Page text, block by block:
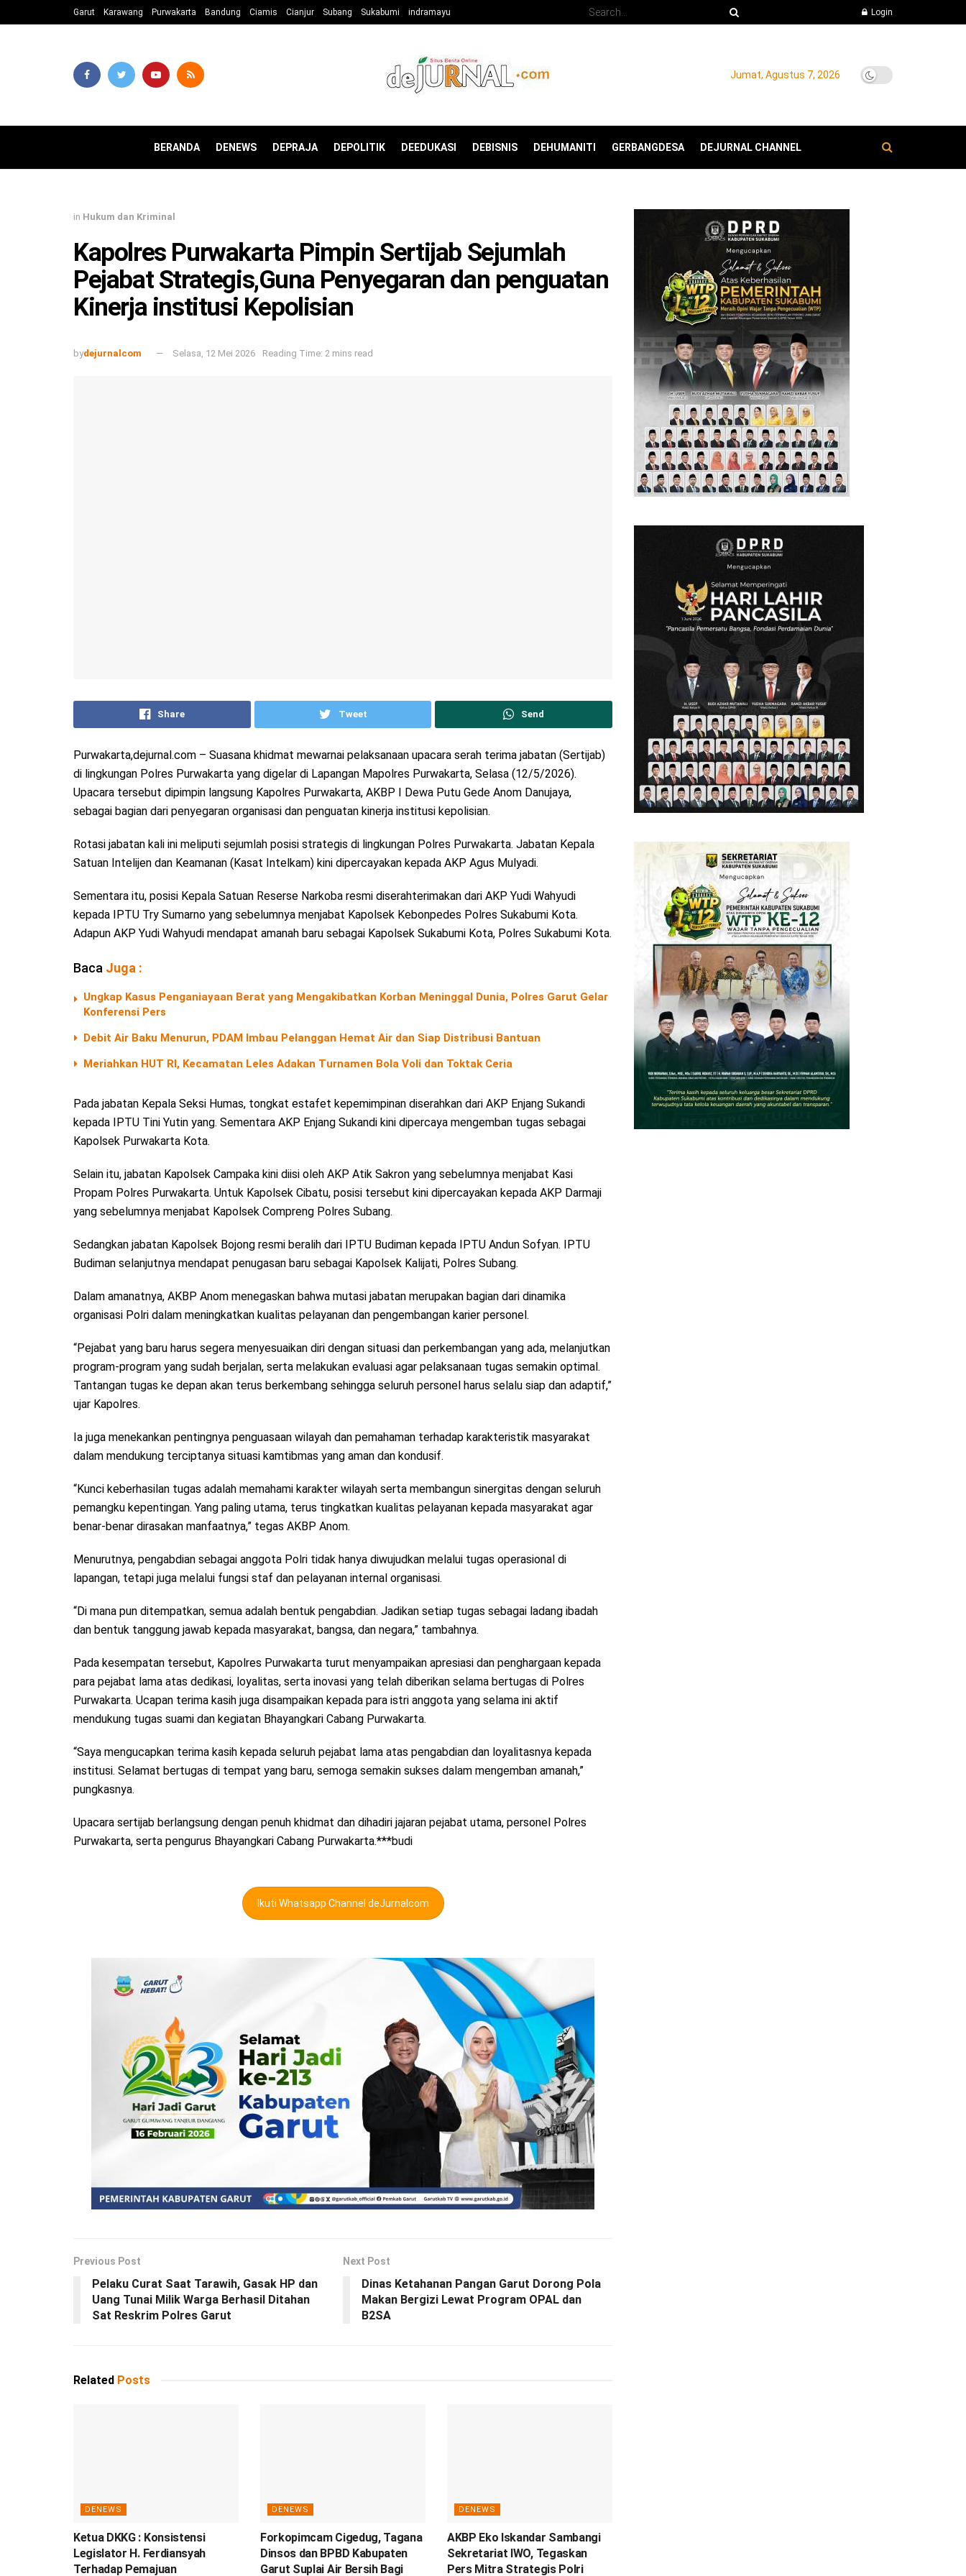
Garut Karawang Purwakarta Bandung Ciamis Cianjur Subang Sukabumi indramayu Login
Jumat, Agustus 7, 2026
BERANDA DENEWS DEPRAJA DEPOLITIK DEEDUKASI DEBISNIS DEHUMANITI GERBANGDESA DEJURNAL CHANNEL
in Hukum dan Kriminal
Kapolres Purwakarta Pimpin Sertijab Sejumlah
Pejabat Strategis,Guna Penyegaran dan penguatan
Kinerja institusi Kepolisian
bydejurnalcom Selasa, 12 Mei 2026 Reading Time: 2 mins read
Share Tweet Send
Purwakarta,dejurnal.com – Suasana khidmat mewarnai pelaksanaan upacara serah terima jabatan (Sertijab)
di lingkungan Polres Purwakarta yang digelar di Lapangan Mapolres Purwakarta, Selasa (12/5/2026).
Upacara tersebut dipimpin langsung Kapolres Purwakarta, AKBP I Dewa Putu Gede Anom Danujaya,
sebagai bagian dari penyegaran organisasi dan penguatan kinerja institusi kepolisian.
Rotasi jabatan kali ini meliputi sejumlah posisi strategis di lingkungan Polres Purwakarta. Jabatan Kepala
Satuan Intelijen dan Keamanan (Kasat Intelkam) kini dipercayakan kepada AKP Agus Mulyadi.
Sementara itu, posisi Kepala Satuan Reserse Narkoba resmi diserahterimakan dari AKP Yudi Wahyudi
kepada IPTU Try Sumarno yang sebelumnya menjabat Kapolsek Kebonpedes Polres Sukabumi Kota.
Adapun AKP Yudi Wahyudi mendapat amanah baru sebagai Kapolsek Sukabumi Kota, Polres Sukabumi Kota.
Baca Juga :
Ungkap Kasus Penganiayaan Berat yang Mengakibatkan Korban Meninggal Dunia, Polres Garut Gelar
Konferensi Pers
Debit Air Baku Menurun, PDAM Imbau Pelanggan Hemat Air dan Siap Distribusi Bantuan
Meriahkan HUT RI, Kecamatan Leles Adakan Turnamen Bola Voli dan Toktak Ceria
Pada jabatan Kepala Seksi Humas, tongkat estafet kepemimpinan diserahkan dari AKP Enjang Sukandi
kepada IPTU Tini Yutin yang. Sementara AKP Enjang Sukandi kini dipercaya mengemban tugas sebagai
Kapolsek Purwakarta Kota.
Selain itu, jabatan Kapolsek Campaka kini diisi oleh AKP Atik Sakron yang sebelumnya menjabat Kasi
Propam Polres Purwakarta. Untuk Kapolsek Cibatu, posisi tersebut kini dipercayakan kepada AKP Darmaji
yang sebelumnya menjabat Kapolsek Compreng Polres Subang.
Sedangkan jabatan Kapolsek Bojong resmi beralih dari IPTU Budiman kepada IPTU Andun Sofyan. IPTU
Budiman selanjutnya mendapat penugasan baru sebagai Kapolsek Kalijati, Polres Subang.
Dalam amanatnya, AKBP Anom menegaskan bahwa mutasi jabatan merupakan bagian dari dinamika
organisasi Polri dalam meningkatkan kualitas pelayanan dan pengembangan karier personel.
“Pejabat yang baru harus segera menyesuaikan diri dengan situasi dan perkembangan yang ada, melanjutkan
program-program yang sudah berjalan, serta melakukan evaluasi agar pelaksanaan tugas semakin optimal.
Tantangan tugas ke depan akan terus berkembang sehingga seluruh personel harus selalu siap dan adaptif,”
ujar Kapolres.
Ia juga menekankan pentingnya penguasaan wilayah dan pemahaman terhadap karakteristik masyarakat
dalam mendukung terciptanya situasi kamtibmas yang aman dan kondusif.
“Kunci keberhasilan tugas adalah memahami karakter wilayah serta membangun sinergitas dengan seluruh
pemangku kepentingan. Yang paling utama, terus tingkatkan kualitas pelayanan kepada masyarakat agar
benar-benar dirasakan manfaatnya,” tegas AKBP Anom.
Menurutnya, pengabdian sebagai anggota Polri tidak hanya diwujudkan melalui tugas operasional di
lapangan, tetapi juga melalui fungsi staf dan pelayanan internal organisasi.
“Di mana pun ditempatkan, semua adalah bentuk pengabdian. Jadikan setiap tugas sebagai ladang ibadah
dan bentuk tanggung jawab kepada masyarakat, bangsa, dan negara,” tambahnya.
Pada kesempatan tersebut, Kapolres Purwakarta turut menyampaikan apresiasi dan penghargaan kepada
para pejabat lama atas dedikasi, loyalitas, serta inovasi yang telah diberikan selama bertugas di Polres
Purwakarta. Ucapan terima kasih juga disampaikan kepada para istri anggota yang selama ini aktif
mendukung tugas suami dan kegiatan Bhayangkari Cabang Purwakarta.
“Saya mengucapkan terima kasih kepada seluruh pejabat lama atas pengabdian dan loyalitasnya kepada
institusi. Selamat bertugas di tempat yang baru, semoga semakin sukses dalam mengemban amanah,”
pungkasnya.
Upacara sertijab berlangsung dengan penuh khidmat dan dihadiri jajaran pejabat utama, personel Polres
Purwakarta, serta pengurus Bhayangkari Cabang Purwakarta.***budi
Ikuti Whatsapp Channel deJurnalcom
Previous Post
Pelaku Curat Saat Tarawih, Gasak HP dan
Uang Tunai Milik Warga Berhasil Ditahan
Sat Reskrim Polres Garut
Next Post
Dinas Ketahanan Pangan Garut Dorong Pola
Makan Bergizi Lewat Program OPAL dan
B2SA
Related Posts
DENEWS
Ketua DKKG : Konsistensi
Legislator H. Ferdiansyah
Terhadap Pemajuan
DENEWS
Forkopimcam Cigedug, Tagana
Dinsos dan BPBD Kabupaten
Garut Suplai Air Bersih Bagi
DENEWS
AKBP Eko Iskandar Sambangi
Sekretariat IWO, Tegaskan
Pers Mitra Strategis Polri